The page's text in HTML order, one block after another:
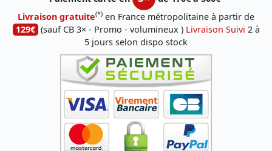
Livraison gratuite(*) en France métropolitaine à partir de
129€ (sauf CB 3× - Promo - volumineux ) Livraison Suivi 2 à
5 jours selon dispo stock